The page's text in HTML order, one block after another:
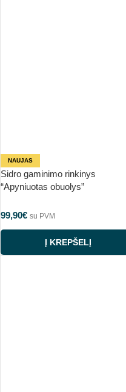
NAUJAS
Sidro gaminimo rinkinys
“Apyniuotas obuolys”
99,90€ su PVM
Į KREPŠELĮ